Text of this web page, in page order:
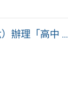
辦理「高中 ...